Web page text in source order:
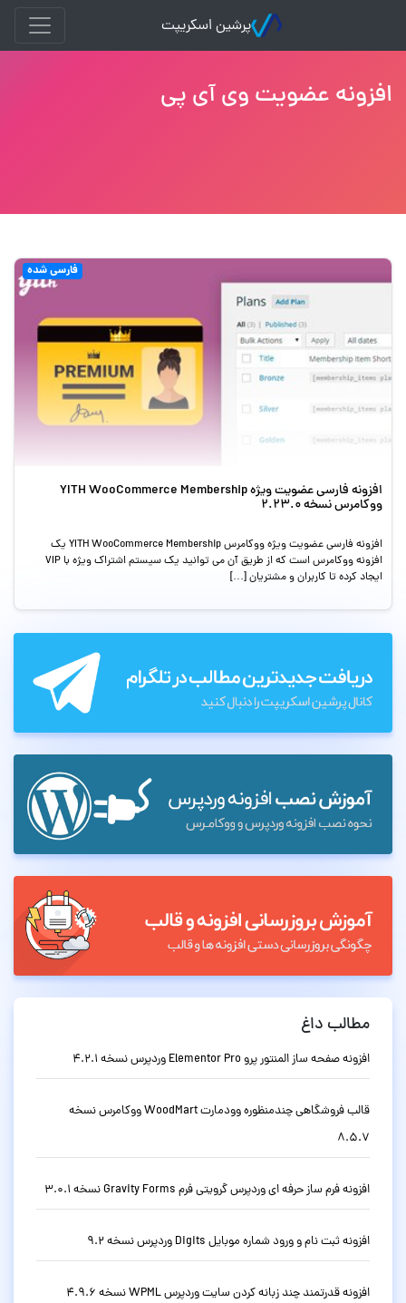
پرشین اسکریپت
افزونه عضویت وی آی پی
فارسی شده
افزونه فارسی عضویت ویژه YITH WooCommerce Membership
ووکامرس نسخه 2.23.0
افزونه فارسی عضویت ویژه ووکامرس YITH WooCommerce Membership یک
افزونه ووکامرس است که از طریق آن می توانید یک سیستم اشتراک ویژه با VIP
ایجاد کرده تا کاربران و مشتریان […]
مطالب داغ
افزونه صفحه ساز المنتور پرو Elementor Pro وردپرس نسخه 4.2.1
قالب فروشگاهی چندمنظوره وودمارت WoodMart ووکامرس نسخه
8.5.7
افزونه فرم ساز حرفه ای وردپرس گرویتی فرم Gravity Forms نسخه 3.0.1
افزونه ثبت نام و ورود شماره موبایل Digits وردپرس نسخه 9.2
افزونه قدرتمند چند زبانه کردن سایت وردپرس WPML نسخه 4.9.6